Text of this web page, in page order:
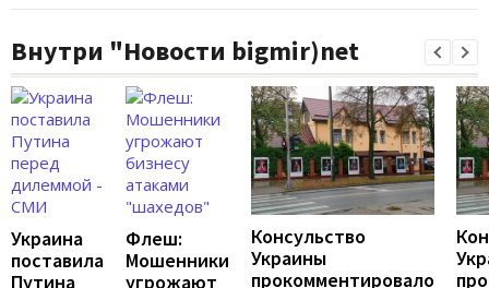
Внутри "Новости bigmir)net
Украина
поставила
Путина
Флеш:
Мошенники
угрожают
Консульство
Украины
прокомментировало